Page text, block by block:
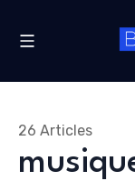
26 Articles